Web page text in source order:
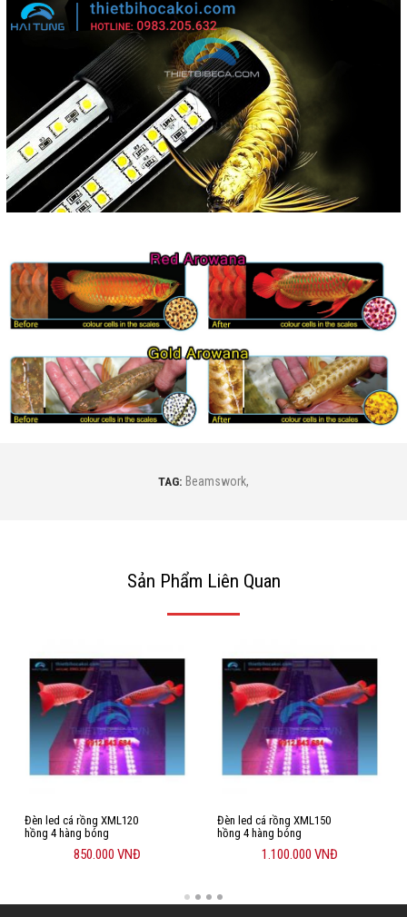
TAG: Beamswork,
Sản Phẩm Liên Quan
Đèn led cá rồng XML120
hồng 4 hàng bóng
850.000 VNĐ
Đèn led cá rồng XML150
hồng 4 hàng bóng
1.100.000 VNĐ